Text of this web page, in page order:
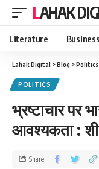
LAHAK
Literature Business
Lahak Digital >Blog >Politics
POLITICS
भ्रष्टाचार पर
आवश्यकता :
Share